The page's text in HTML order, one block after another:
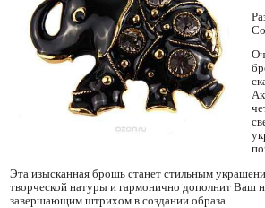
Эта изысканная брошь станет стильным
творческой натуры и гармонично дополнит Ваш
завершающим штрихом в создании образа.